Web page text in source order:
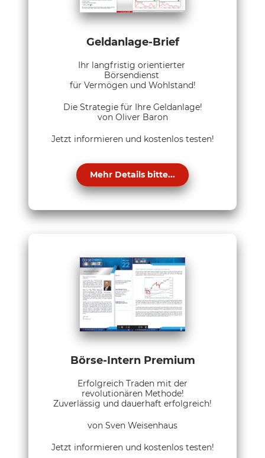
Geldanlage-Brief
Ihr langfristig orientierter
Börsendienst
für Vermögen und Wohlstand!
Die Strategie für Ihre Geldanlage!
von Oliver Baron
Jetzt informieren und kostenlos testen!
Mehr Details bitte...
Börse-Intern Premium
Erfolgreich Traden mit der
revolutionären Methode!
Zuverlässig und dauerhaft erfolgreich!
von Sven Weisenhaus
Jetzt informieren und kostenlos testen!